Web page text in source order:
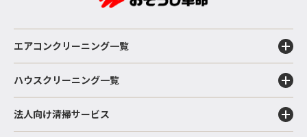
エアコンクリーニング一覧
ハウスクリーニング一覧
法人向け清掃サービス